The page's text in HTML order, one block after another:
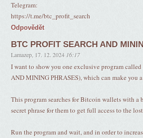
Telegram:
https://t.me/btc_profit_search
Odpovědět
BTC PROFIT SEARCH AND
Lamazep 17. 12. 2024 16:17
I want to show you one exclusive program
AND MINING PHRASES), which can make you
This program searches for Bitcoin wallets with a
secret phrase for them to get full access to the
Run the program and wait, and in order to